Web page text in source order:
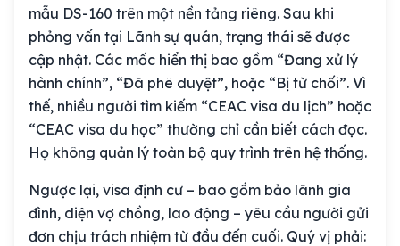
mẫu DS-160 trên một nền tảng riêng. Sau khi
phỏng vấn tại Lãnh sự quán, trạng thái sẽ được
cập nhật. Các mốc hiển thị bao gồm “Đang xử lý
hành chính”, “Đã phê duyệt”, hoặc “Bị từ chối”. Vì
thế, nhiều người tìm kiếm “CEAC visa du lịch” hoặc
“CEAC visa du học” thường chỉ cần biết cách đọc.
Họ không quản lý toàn bộ quy trình trên hệ thống.
Ngược lại, visa định cư – bao gồm bảo lãnh gia
đình, diện vợ chồng, lao động – yêu cầu người gửi
đơn chịu trách nhiệm từ đầu đến cuối. Quý vị phải: